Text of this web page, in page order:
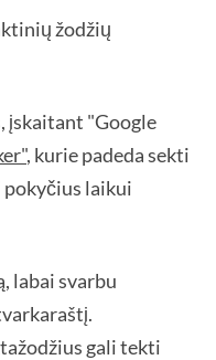
žodžių
įskaitant "Google
, kurie padeda sekti
laikui
labai svarbu
gali tekti